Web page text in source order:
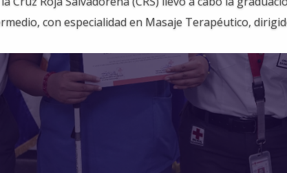
con especialidad en Masaje Terapéutico,